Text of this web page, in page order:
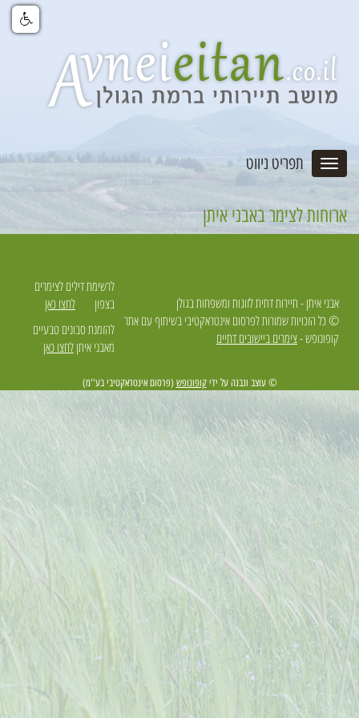
תפריט ניווט
ארוחות לצימר באבני איתן
אבני איתן - תיירות דתית לזוגות ומשפחות בגולן
© כל הזכויות שמורות לפרסום אינטראקטיבי בשיתוף עם אתר
קופונופש -צימרים ביישובים דתיים
לרשימת דילים לצימרים
בצפון לחצו כאן
להזמנת סבונים טבעיים
מאבני איתןלחצו כאן
© עוצב ונבנה על ידיקופונופש (פרסום אינטראקטיבי בע''מ)